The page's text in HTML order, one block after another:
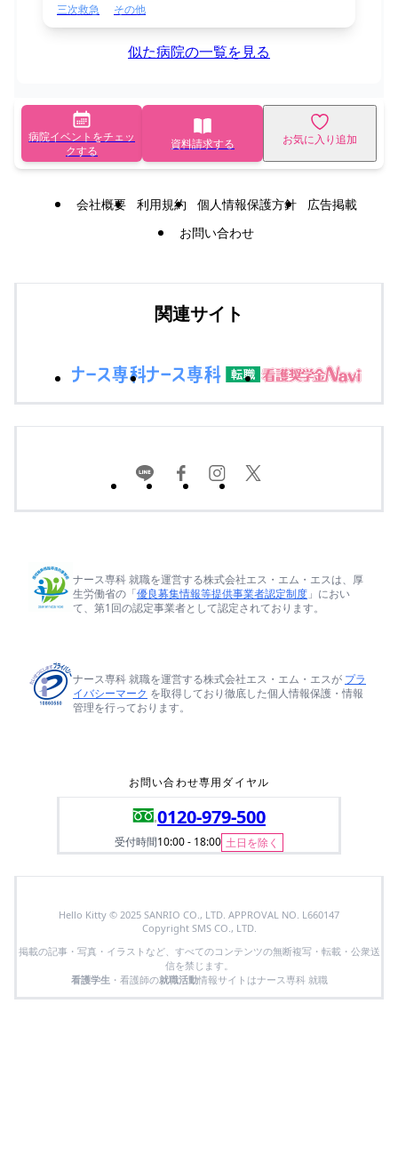
三次救急
その他
似た病院の一覧を見る
病院イベントをチェッ
クする
資料請求する お気に入り追加
会社概要 利用規約 個人情報保護方針
広告掲載
お問い合わせ
関連サイト
ナース専科 就職を運営する株式会社エス・エム・エスは、厚
生労働省の「優良募集情報等提供事業者認定制度 」におい
て、第1回の認定事業者として認定されております。
ナース専科 就職を運営する株式会社エス・エム・エスが プラ
イバシーマーク を取得しており徹底した個人情報保護・情報
管理を行っております。
お問い合わせ専用ダイヤル
0120-979-500
受付時間10:00 - 18:00 土日を除く
Hello Kitty © 2025 SANRIO CO., LTD. APPROVAL NO. L660147
Copyright SMS CO., LTD.
掲載の記事・写真・イラストなど、すべてのコンテンツの無断複写・転載・公衆送
信を禁じます。
看護学生 ・看護師の就職活動情報サイトはナース専科 就職